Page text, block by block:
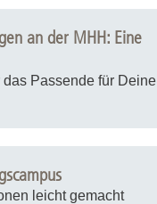
an der MHH: Eine
das Passende für Deine
leicht gemacht